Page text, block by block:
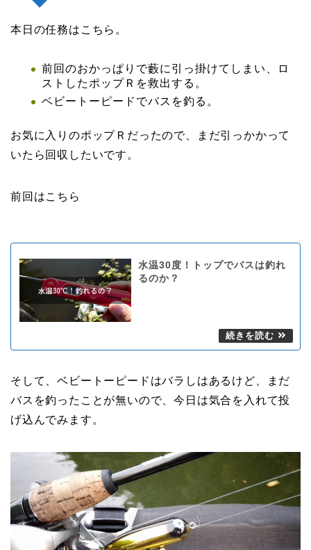
本日の任務はこちら。
前回のおかっぱりで藪に引っ掛けてしまい、ロ
ストしたポップＲを救出する。
ベビートーピードでバスを釣る。
お気に入りのポップＲだったので、まだ引っかかって
いたら回収したいです。
前回はこちら
水温30度！トップでバスは釣れ
るのか？
そして、ベビートーピードはバラしはあるけど、まだ
バスを釣ったことが無いので、今日は気合を入れて投
げ込んでみます。